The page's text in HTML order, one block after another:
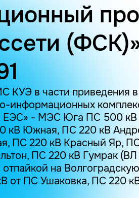
КУЭ в части приведения
информационных
- МЭС Юга ПС 500 кВ
кВ Южная, ПС 220 кВ
ПС 220 кВ Красный Яр,
ПС 220 кВ Гумрак
отпайкой на
от ПС Ушаковка, ПС 220